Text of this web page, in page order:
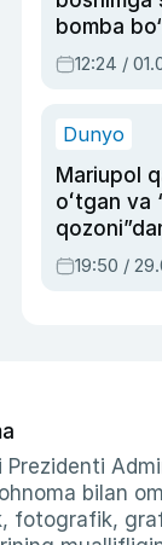
bomba
Oripovni
12:24 /
Dunyo
Mariupol
oʻtgan va
qahramon
armiyasi
19:50 /
Prezidenti
bilan
fotografik,